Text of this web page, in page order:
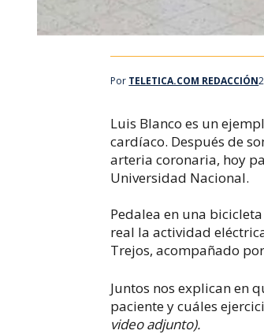
Por TELETICA.COM REDACCIÓN
Luis Blanco es un
cardíaco. Después de
arteria coronaria, hoy
Universidad Nacional.
Pedalea en una
real la actividad
Trejos, acompañado
Juntos nos explican en
paciente y cuáles
video adjunto).